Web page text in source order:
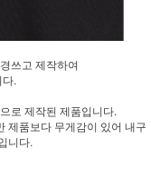
쓰고 제작하여
.
로 제작된 제품입니다.
제품보다 무게감이 있어 내구
니다.